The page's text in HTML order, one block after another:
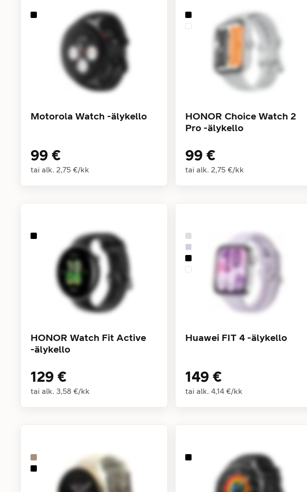
Motorola Watch -älykello
99 €
tai alk. 2,75 €/kk
HONOR Choice Watch 2
Pro -älykello
99 €
tai alk. 2,75 €/kk
HONOR Watch Fit Active
-älykello
129 €
tai alk. 3,58 €/kk
Huawei FIT 4 -älykello
149 €
tai alk. 4,14 €/kk